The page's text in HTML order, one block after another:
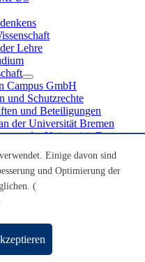
Lehre
Campus GmbH
und Schutzrechte
und Beteiligungen
der Universität Bremen
an der Universität Bremen
und Schüler
Schnupperstudium
für Transferaktivitäten
der Universität Bremen
Einige davon sind
und Optimierung der
(